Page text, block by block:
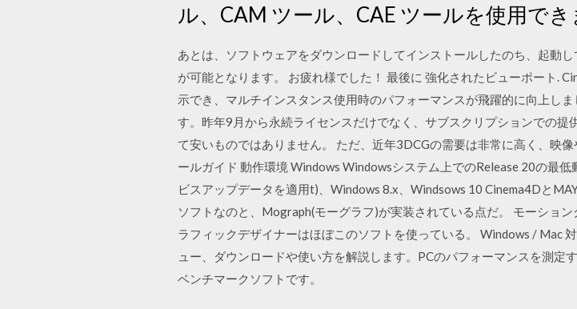
ル、CAM ツール、CAE ツールを使用でき
あとは、ソフトウェアをダウンロードしてインストールしたのち、起動
が可能となります。 お疲れ様でした！ 最後に 強化されたビューポート.
示でき、マルチインスタンス使用時のパフォーマンスが飛躍的に向上し
す。昨年9月から永続ライセンスだけでなく、サブスクリプションでの提
て安いものではありません。 ただ、近年3DCGの需要は非常に高く、映
ールガイド 動作環境 Windows Windowsシステム上でのRelease 20の最
ビスアップデータを適用t)、Windows 8.x、Windsows 10 Cinema4Dと
ソフトなのと、Mograph(モーグラフ)が実装されている点だ。 モーショ
ラフィックデザイナーはほぼこのソフトを使っている。 Windows / Mac
ュー、ダウンロードや使い方を解説します。PCのパフォーマンスを測定
ベンチマークソフトです。